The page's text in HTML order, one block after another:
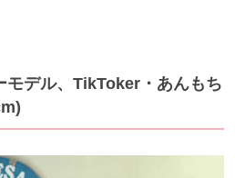
モデル、TikToker・あんもち